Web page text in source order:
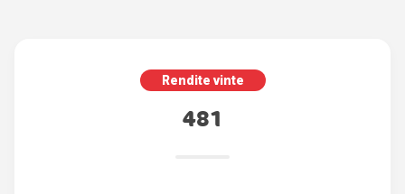
Rendite vinte
481